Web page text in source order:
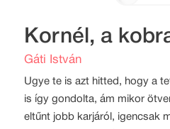
Kornél, a
Gáti István
Ugye te is azt hitted, hogy a
is így gondolta, ám mikor
eltűnt jobb karjáról, igencsak